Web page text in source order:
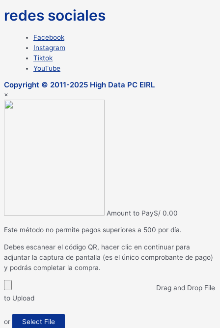
redes sociales
Facebook
Instagram
Tiktok
YouTube
Copyright © 2011-2025 High Data PC EIRL
×
Amount to PayS/ 0.00
Este método no permite pagos superiores a 500 por día.
Debes escanear el código QR, hacer clic en continuar para
adjuntar la captura de pantalla (es el único comprobante de pago)
y podrás completar la compra.
Drag and Drop File
to Upload
or
Select File